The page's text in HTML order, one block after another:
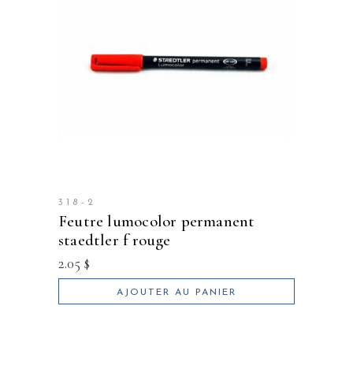
318-2
feutre lumocolor permanent
staedtler f rouge
2.05 $
AJOUTER AU PANIER